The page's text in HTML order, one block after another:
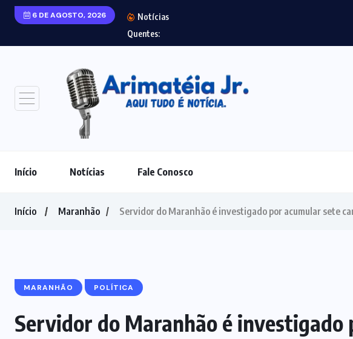
6 DE AGOSTO, 2026
Notícias
Quentes:
Início Notícias Fale Conosco
Início Maranhão Servidor do Maranhão é investigado por acumular sete
MARANHÃO POLÍTICA
Servidor do Maranhão é investigado